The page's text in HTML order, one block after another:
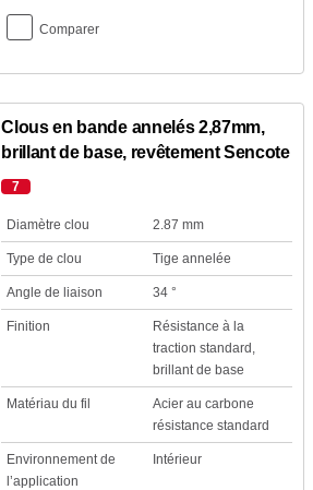
Comparer
Clous en bande annelés 2,87mm,
brillant de base, revêtement Sencote
7
Diamètre clou 2.87 mm
Type de clou Tige annelée
Angle de liaison 34 °
Finition
Résistance à la
traction standard,
brillant de base
Matériau du fil
Acier au carbone
résistance standard
Environnement de
l’application
Intérieur